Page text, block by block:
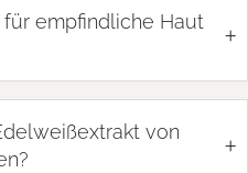
empfindliche Haut
+
von
+